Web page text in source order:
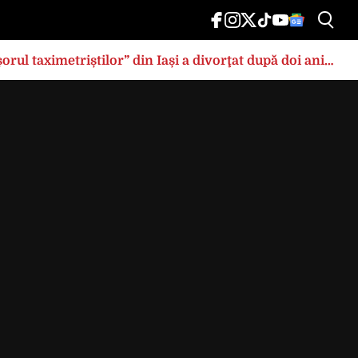
taximetriștilor” din Iași a divorţat după doi ani